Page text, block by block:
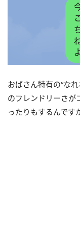
おばさん特有の“な
のフレンドリーさが
ったりもするんです